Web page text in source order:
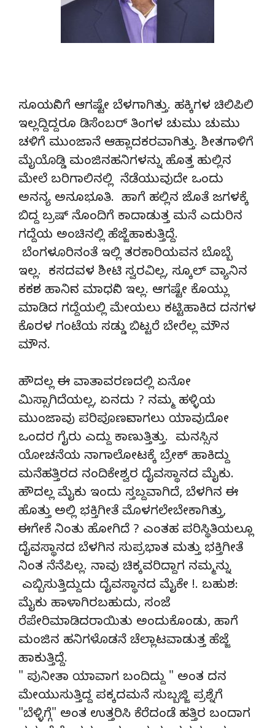
ಸೂರ್ಯನಿಗೆ ಆಗಷ್ಟೇ ಬೆಳಗಾಗಿತ್ತು. ಹಕ್ಕಿಗಳ ಚಿಲಿಪಿಲಿ
ಇಲ್ಲದ್ದಿದ್ದರೂ ಡಿಸೆಂಬರ್ ತಿಂಗಳ ಚುಮು ಚುಮು
ಚಳಿಗೆ ಮುಂಜಾನೆ ಆಹ್ಲಾದಕರವಾಗಿತ್ತು. ಶೀತಗಾಳಿಗೆ
ಮೈಯೊಡ್ಡಿ ಮಂಜಿನಹನಿಗಳನ್ನು ಹೊತ್ತ ಹುಲ್ಲಿನ
ಮೇಲೆ ಬರಿಗಾಲಿನಲ್ಲಿ ನೆಡೆಯುವುದೇ ಒಂದು
ಅನನ್ಯ ಅನೂಭೂತಿ. ಹಾಗೆ ಹಲ್ಲಿನ ಜೊತೆ ಜಗಳಕ್ಕೆ
ಬಿದ್ದ ಬ್ರಷ್ ನೊಂದಿಗೆ ಕಾದಾಡುತ್ತ ಮನೆ ಎದುರಿನ
ಗದ್ದೆಯ ಅಂಚಿನಲ್ಲಿ ಹೆಜ್ಜೆಹಾಕುತ್ತಿದ್ದೆ.
ಬೆಂಗಳೂರಿನಂತೆ ಇಲ್ಲಿ ತರಕಾರಿಯವನ ಬೊಬ್ಬೆ
ಇಲ್ಲ. ಕಸದವಳ ಶೀಟಿ ಸ್ವರವಿಲ್ಲ, ಸ್ಕೂಲ್ ವ್ಯಾನಿನ
ಕರ್ಕಶ ಹಾರ್ನಿನ ಮಾರ್ಧನಿ ಇಲ್ಲ. ಆಗಷ್ಟೇ ಕೊಯ್ಲು
ಮಾಡಿದ ಗದ್ದೆಯಲ್ಲಿ ಮೇಯಲು ಕಟ್ಟಿಹಾಕಿದ ದನಗಳ
ಕೊರಳ ಗಂಟೆಯ ಸಡ್ಡು ಬಿಟ್ಟರೆ ಬೇರೆಲ್ಲ ಮೌನ
ಮೌನ.
ಹೌದಲ್ಲ ಈ ವಾತಾವರಣದಲ್ಲಿ ಏನೋ
ಮಿಸ್ಸಾಗಿದೆಯಲ್ಲ, ಏನದು ? ನಮ್ಮ ಹಳ್ಳಿಯ
ಮುಂಜಾವು ಪರಿಪೂರ್ಣವಾಗಲು ಯಾವುದೋ
ಒಂದರ ಗೈರು ಎದ್ದು ಕಾಣುತ್ತಿತ್ತು. ಮನಸ್ಸಿನ
ಯೋಚನೆಯ ನಾಗಾಲೋಟಕ್ಕೆ ಬ್ರೇಕ್ ಹಾಕಿದ್ದು
ಮನೆಹತ್ತಿರದ ನಂದಿಕೇಶ್ವರ ದೈವಸ್ಥಾನದ ಮೈಕು.
ಹೌದಲ್ಲ ಮೈಕು ಇಂದು ಸ್ತಬ್ದವಾಗಿದೆ, ಬೆಳಗಿನ ಈ
ಹೊತ್ತು ಅಲ್ಲಿ ಭಕ್ತಿಗೀತೆ ಮೊಳಗಲೇಬೇಕಾಗಿತ್ತು,
ಈಗೇಕೆ ನಿಂತು ಹೋಗಿದೆ ? ಎಂತಹ ಪರಿಸ್ಥಿತಿಯಲ್ಲೂ
ದೈವಸ್ಥಾನದ ಬೆಳಗಿನ ಸುಪ್ರಭಾತ ಮತ್ತು ಭಕ್ತಿಗೀತೆ
ನಿಂತ ನೆನೆಪಿಲ್ಲ. ನಾವು ಚಿಕ್ಕವರಿದ್ದಾಗ ನಮ್ಮನ್ನು
ಎಬ್ಬಿಸುತ್ತಿದ್ದುದು ದೈವಸ್ಥಾನದ ಮೈಕೇ !. ಬಹುಶ:
ಮೈಕು ಹಾಳಾಗಿರಬಹುದು, ಸಂಜೆ
ರೆಪೇರಿಮಾಡಿದರಾಯಿತು ಅಂದುಕೊಂಡು, ಹಾಗೆ
ಮಂಜಿನ ಹನಿಗಳೊಡನೆ ಚೆಲ್ಲಾಟವಾಡುತ್ತ ಹೆಜ್ಜೆ
ಹಾಕುತ್ತಿದ್ದೆ.
" ಪುನೀತಾ ಯಾವಾಗ ಬಂದಿದ್ದು " ಅಂತ ದನ
ಮೇಯುಸುತ್ತಿದ್ದ ಪಕ್ಕದಮನೆ ಸುಬ್ಬಜ್ಜಿ ಪ್ರಶ್ನೆಗೆ
"ಬೆಳ್ಳಿಗ್ಗೆ" ಅಂತ ಉತ್ತರಿಸಿ ಕೆರೆದಂಡೆ ಹತ್ತಿರ ಬಂದಾಗ